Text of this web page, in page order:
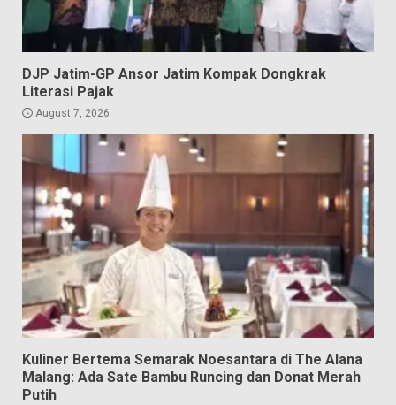
DJP Jatim-GP Ansor Jatim Kompak Dongkrak
Literasi Pajak
August 7, 2026
Kuliner Bertema Semarak Noesantara di The Alana
Malang: Ada Sate Bambu Runcing dan Donat Merah
Putih